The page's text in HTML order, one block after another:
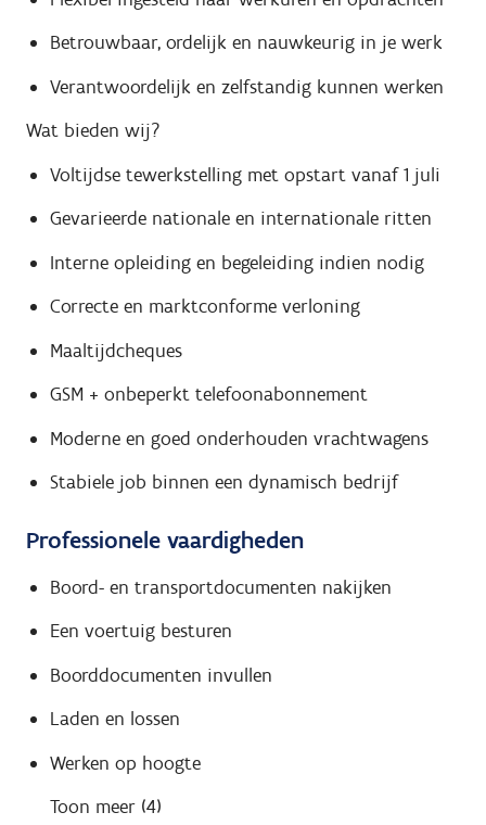
Betrouwbaar, ordelijk en nauwkeurig in je werk
Verantwoordelijk en zelfstandig kunnen werken
Wat bieden wij?
Voltijdse tewerkstelling met opstart vanaf 1 juli
Gevarieerde nationale en internationale ritten
Interne opleiding en begeleiding indien nodig
Correcte en marktconforme verloning
Maaltijdcheques
GSM + onbeperkt telefoonabonnement
Moderne en goed onderhouden vrachtwagens
Stabiele job binnen een dynamisch bedrijf
Professionele vaardigheden
Boord- en transportdocumenten nakijken
Een voertuig besturen
Boorddocumenten invullen
Laden en lossen
Werken op hoogte
Toon meer (4)